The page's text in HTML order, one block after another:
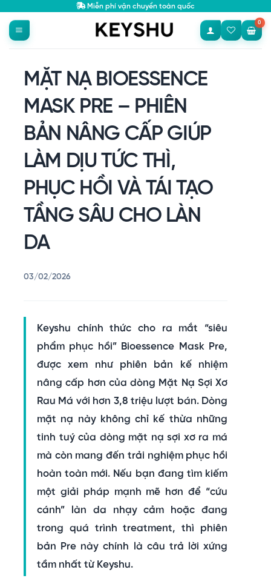
qua
nội
dung
Miễn phí vận chuyển toàn quốc
MẶT NẠ BIOESSENCE
MASK PRE – PHIÊN
BẢN NÂNG CẤP GIÚP
LÀM DỊU TỨC THÌ,
PHỤC HỒI VÀ TÁI TẠO
TẦNG SÂU CHO LÀN
DA
03/02/2026
Keyshu chính thức cho ra mắt “siêu
phẩm phục hồi” Bioessence Mask Pre,
được xem như phiên bản kế nhiệm
nâng cấp hơn của dòng Mặt Nạ Sợi Xơ
Rau Má với hơn 3,8 triệu lượt bán. Dòng
mặt nạ này không chỉ kế thừa những
tinh tuý của dòng mặt nạ sợi xơ ra má
mà còn mang đến trải nghiệm phục hồi
hoàn toàn mới. Nếu bạn đang tìm kiếm
một giải pháp mạnh mẽ hơn để “cứu
cánh” làn da nhạy cảm hoặc đang
trong quá trình treatment, thì phiên
bản Pre này chính là câu trả lời xứng
tầm nhất từ Keyshu.